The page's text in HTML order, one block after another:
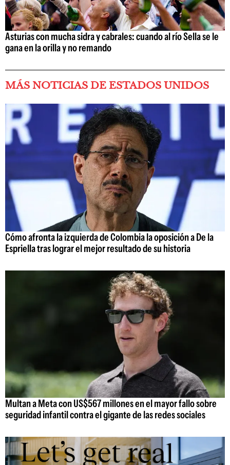
Asturias con mucha sidra y cabrales: cuando al río Sella se le
gana en la orilla y no remando
MÁS NOTICIAS DE ESTADOS UNIDOS
Cómo afronta la izquierda de Colombia la oposición a De la
Espriella tras lograr el mejor resultado de su historia
Multan a Meta con US$567 millones en el mayor fallo sobre
seguridad infantil contra el gigante de las redes sociales